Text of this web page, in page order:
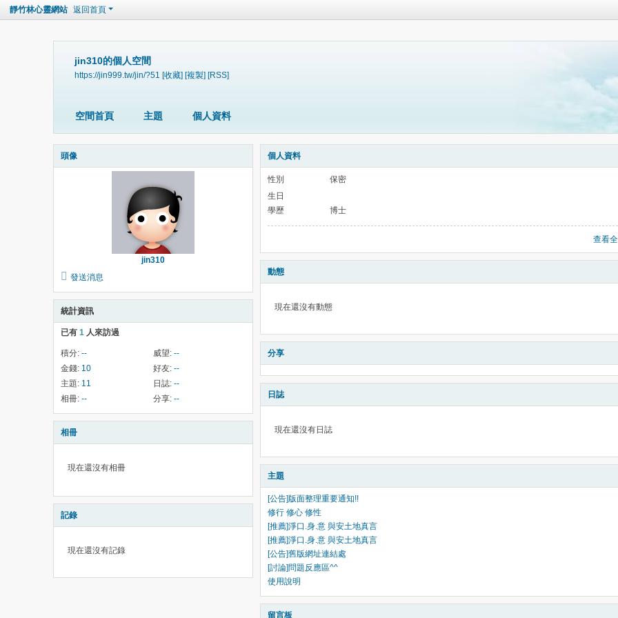
靜竹林心靈網站 返回首頁
jin310的個人空間
https://jin999.tw/jin/?51 [收藏] [複製] [RSS]
空間首頁 主題 個人資料
頭像
jin310
發送消息
統計資訊
已有 1 人來訪過
積分: -- 威望: --
金錢: 10 好友: --
主題: 11 日誌: --
相冊: -- 分享: --
相冊
現在還沒有相冊
記錄
現在還沒有記錄
個人資料
性別
保密
生日
學歷
博士
查看
動態
現在還沒有動態
分享
日誌
現在還沒有日誌
主題
[公告]版面整理重要通知!!
修行 修心 修性
[推薦]淨口.身.意 與安土地真言
[推薦]淨口.身.意 與安土地真言
[公告]舊版網址連結處
[討論]問題反應區^^
使用說明
留言板